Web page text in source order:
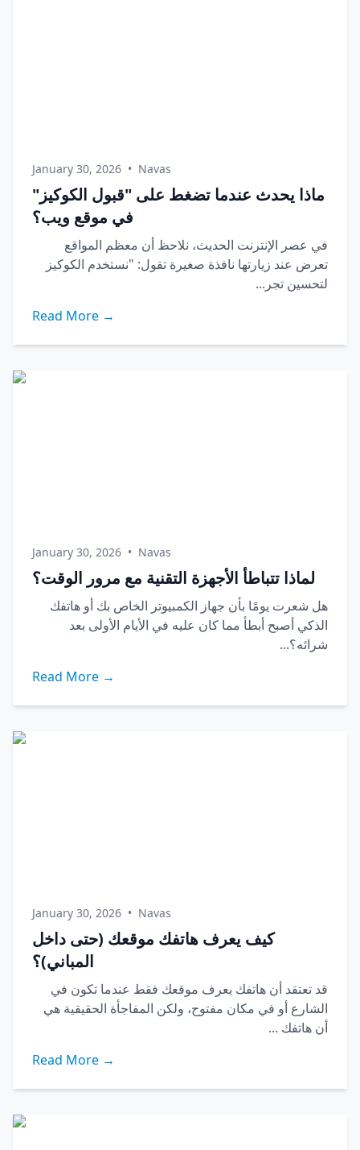
January 30, 2026 • Navas
ماذا يحدث عندما تضغط على "قبول الكوكيز"
في موقع ويب؟
في عصر الإنترنت الحديث، نلاحظ أن معظم المواقع
تعرض عند زيارتها نافذة صغيرة تقول: "نستخدم الكوكيز
لتحسين تجر...
Read More →
January 30, 2026 • Navas
لماذا تتباطأ الأجهزة التقنية مع مرور الوقت؟
هل شعرت يومًا بأن جهاز الكمبيوتر الخاص بك أو هاتفك
الذكي أصبح أبطأ مما كان عليه في الأيام الأولى بعد
شرائه؟...
Read More →
January 30, 2026 • Navas
كيف يعرف هاتفك موقعك (حتى داخل
المباني)؟
قد تعتقد أن هاتفك يعرف موقعك فقط عندما تكون في
الشارع أو في مكان مفتوح، ولكن المفاجأة الحقيقية هي
أن هاتفك ...
Read More →